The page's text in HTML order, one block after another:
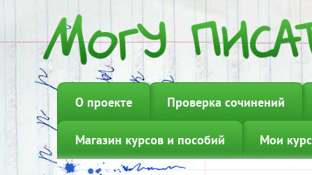
О проекте Проверка сочинений
Магазин курсов и пособий Мои